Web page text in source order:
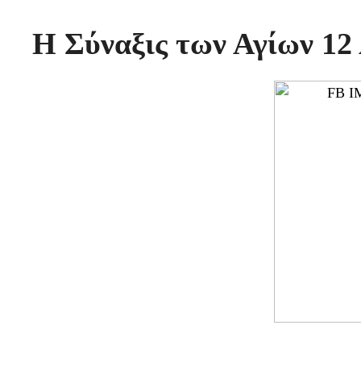
Η Σύναξις των Αγίων